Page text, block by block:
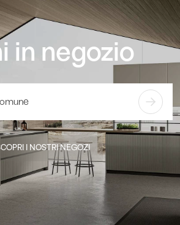
in negozio
I NOSTRI NEGOZI